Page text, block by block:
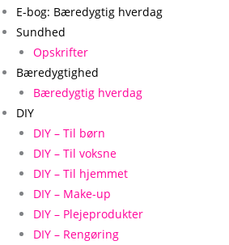
E-bog: Bæredygtig hverdag
Sundhed
Opskrifter
Bæredygtighed
Bæredygtig hverdag
DIY
DIY – Til børn
DIY – Til voksne
DIY – Til hjemmet
DIY – Make-up
DIY – Plejeprodukter
DIY – Rengøring